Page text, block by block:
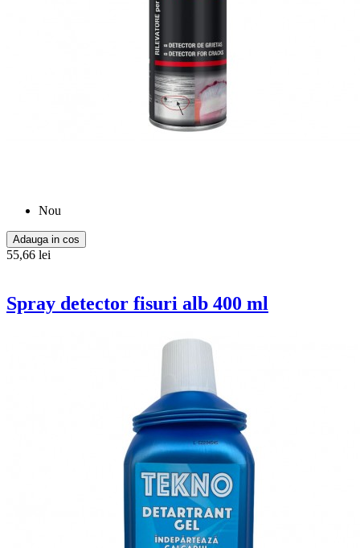
Nou
Adauga in cos
55,66 lei
Spray detector fisuri alb 400 ml